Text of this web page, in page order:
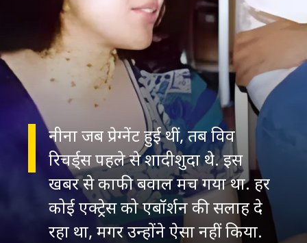
नीना जब प्रेग्नेंट हुई थीं, तब विव
रिचर्ड्स पहले से शादीशुदा थे. इस
खबर से काफी बवाल मच गया था. हर
कोई एक्ट्रेस को एबॉर्शन की सलाह दे
रहा था, मगर उन्होंने ऐसा नहीं किया.